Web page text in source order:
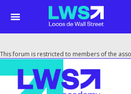
This forum is restricted to members of the